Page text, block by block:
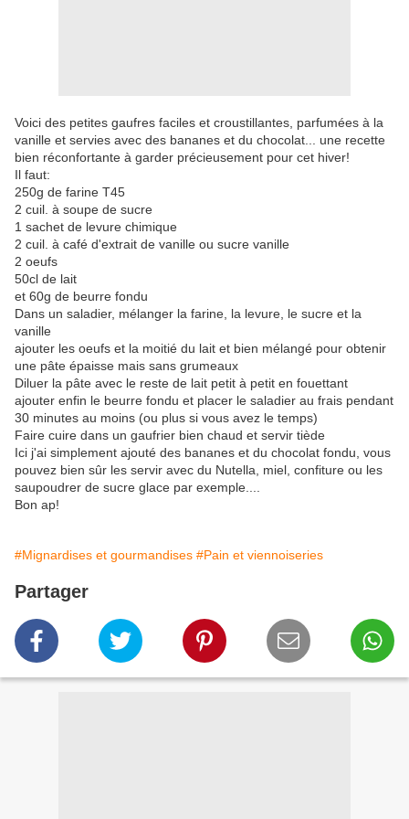
Voici des petites gaufres faciles et croustillantes, parfumées à la
vanille et servies avec des bananes et du chocolat... une recette
bien réconfortante à garder précieusement pour cet hiver!
Il faut:
250g de farine T45
2 cuil. à soupe de sucre
1 sachet de levure chimique
2 cuil. à café d'extrait de vanille ou sucre vanille
2 oeufs
50cl de lait
et 60g de beurre fondu
Dans un saladier, mélanger la farine, la levure, le sucre et la
vanille
ajouter les oeufs et la moitié du lait et bien mélangé pour obtenir
une pâte épaisse mais sans grumeaux
Diluer la pâte avec le reste de lait petit à petit en fouettant
ajouter enfin le beurre fondu et placer le saladier au frais pendant
30 minutes au moins (ou plus si vous avez le temps)
Faire cuire dans un gaufrier bien chaud et servir tiède
Ici j'ai simplement ajouté des bananes et du chocolat fondu, vous
pouvez bien sûr les servir avec du Nutella, miel, confiture ou les
saupoudrer de sucre glace par exemple....
Bon ap!
#Mignardises et gourmandises #Pain et viennoiseries
Partager